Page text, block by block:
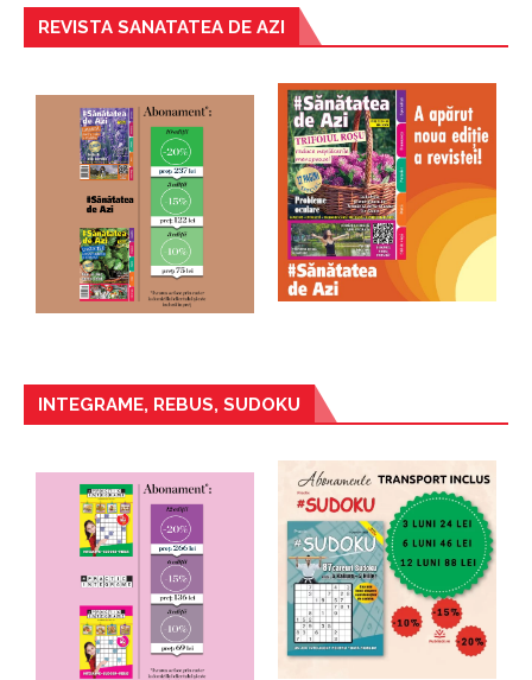
REVISTA SANATATEA DE AZI
INTEGRAME, REBUS, SUDOKU